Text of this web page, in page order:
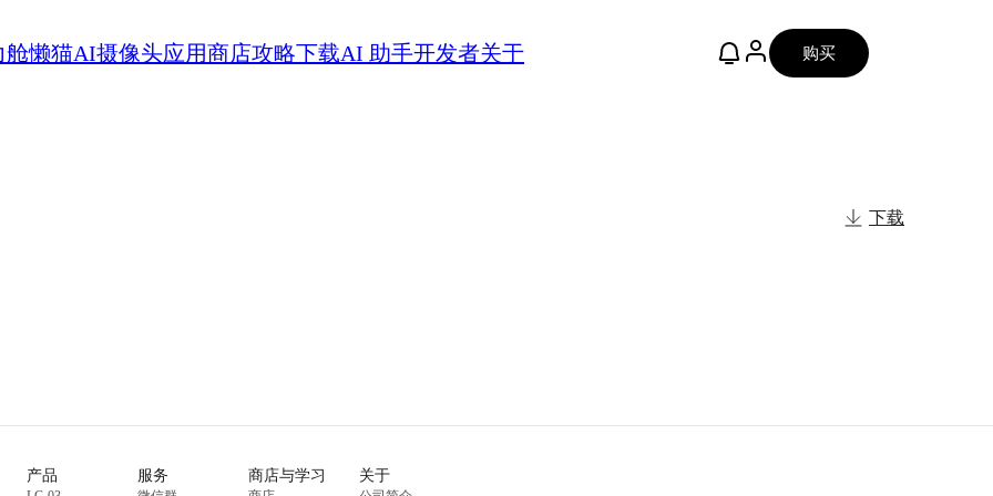
舱懒猫AI摄像头应用商店攻略下载AI 助手开发者关于 购买
下载
产品 服务 商店与学习 关于